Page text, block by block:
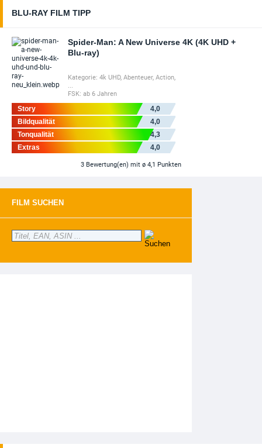
BLU-RAY FILM TIPP
Spider-Man: A New Universe 4K (4K UHD +
Blu-ray)
Kategorie: 4k UHD, Abenteuer, Action,
...
FSK: ab 6 Jahren
Story
4,0
Bildqualität
4,0
Tonqualität
4,3
Extras
4,0
3 Bewertung(en) mit ø 4,1 Punkten
FILM SUCHEN